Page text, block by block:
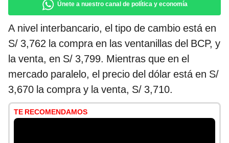
Únete a nuestro canal de política y economía
A nivel interbancario, el tipo de cambio está en
S/ 3,762 la compra en las ventanillas del BCP, y
la venta, en S/ 3,799. Mientras que en el
mercado paralelo, el precio del dólar está en S/
3,670 la compra y la venta, S/ 3,710.
TE RECOMENDAMOS